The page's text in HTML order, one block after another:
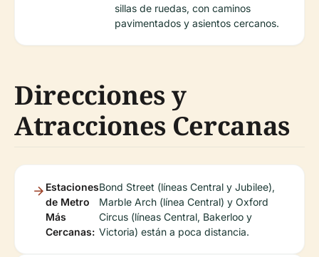
sillas de ruedas, con caminos
pavimentados y asientos cercanos.
Direcciones y
Atracciones Cercanas
Estaciones
de Metro
Más
Cercanas:
Bond Street (líneas Central y Jubilee),
Marble Arch (línea Central) y Oxford
Circus (líneas Central, Bakerloo y
Victoria) están a poca distancia.